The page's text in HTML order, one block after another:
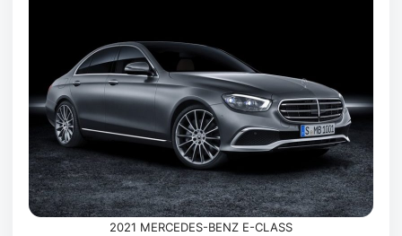
2021 MERCEDES-BENZ E-CLASS